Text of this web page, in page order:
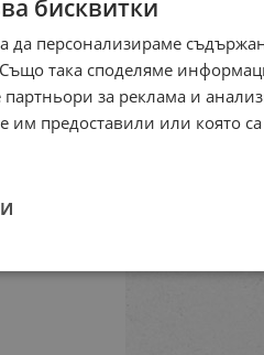
бисквитки
да персонализираме
така споделяме
партньори за реклама и
им предоставили или която